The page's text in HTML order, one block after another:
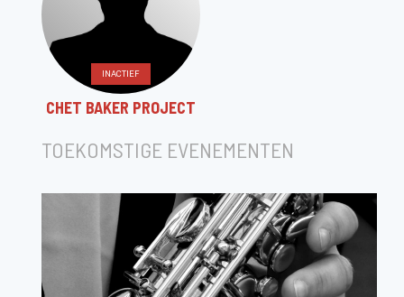
INACTIEF
CHET BAKER PROJECT
TOEKOMSTIGE EVENEMENTEN